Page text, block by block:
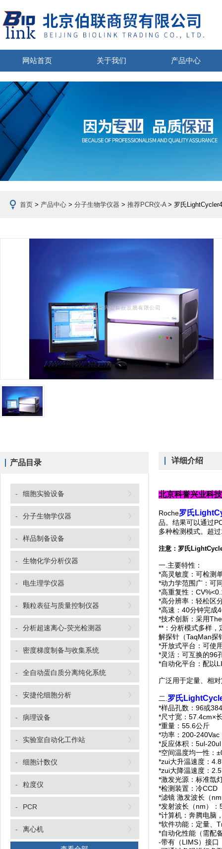
网站首页 关于我们 产品中心
首页 > 产品中心 > 分子生物学仪器 > 推荐PCR仪-A> 罗氏
产品目录
- 细胞实验设备
- 分子生物学仪器
- 样品制备设备
- 生物化学分析仪器
- 电生理学仪器
- 颗粒表征与质量控制仪器
- 分析超速离心-荧光检测器
- 密度梯度制备与收集系统
- 全自动蛋白质分离纯化系统
- 安捷伦细胞分析
- 病理设备
- 实验室自动化工作站
- 细胞计数仪
- 粒度仪
- PCR
- 离心机
详细介绍
北京科誉兴业科
Roche罗氏
品。结果可以通过
多种检测模式。超
注意： 罗氏
一.主要特性：
*高灵敏度：可检测
*动力学范围广：可
*高重复性：
*高分辨率：轻松区
*高速：40分钟完成
*技术创新：采用
**：分析模式多样
解探针（TaqMan探
*开放式平台：可使
*灵活：可互换的96
*自动化平台：配以
广泛用于定量、相
二. 罗氏
*样品孔数：96或384
*尺寸宽：57.4cm×
*重量：55.6公斤
*功率：200-
*反应体积：5ul-
*空间温度均一性：
*zui大升温速度：
*zui大降温速度：
*激发光源：标准氙
*检测装置：冷CCD
*滤镜 激发波长（
*发射波长（nm）
*计算机：奔腾电脑
*软件功能：定量、
*自动化性能（需配
-带有（LIMS）接口